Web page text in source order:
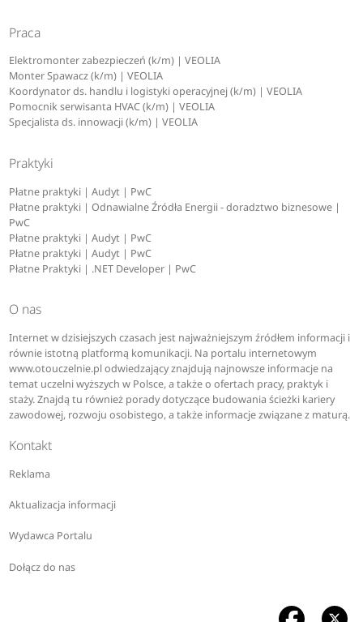
Praca
Elektromonter zabezpieczeń (k/m) | VEOLIA
Monter Spawacz (k/m) | VEOLIA
Koordynator ds. handlu i logistyki operacyjnej (k/m) | VEOLIA
Pomocnik serwisanta HVAC (k/m) | VEOLIA
Specjalista ds. innowacji (k/m) | VEOLIA
Praktyki
Płatne praktyki | Audyt | PwC
Płatne praktyki | Odnawialne Źródła Energii - doradztwo biznesowe |
PwC
Płatne praktyki | Audyt | PwC
Płatne praktyki | Audyt | PwC
Płatne Praktyki | .NET Developer | PwC
O nas
Internet w dzisiejszych czasach jest najważniejszym źródłem informacji i
równie istotną platformą komunikacji. Na portalu internetowym
www.otouczelnie.pl odwiedzający znajdują najnowsze informacje na
temat uczelni wyższych w Polsce, a także o ofertach pracy, praktyk i
staży. Znajdą tu również porady dotyczące budowania ścieżki kariery
zawodowej, rozwoju osobistego, a także informacje związane z maturą.
Kontakt
Reklama
Aktualizacja informacji
Wydawca Portalu
Dołącz do nas